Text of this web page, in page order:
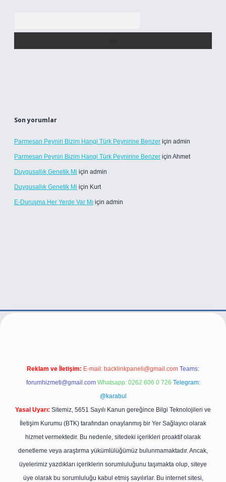
Son yorumlar
Parmesan Peyniri Bizim Hangi Türk Peynirine Benzer için admin
Parmesan Peyniri Bizim Hangi Türk Peynirine Benzer için Ahmet
Duygusallık Genetik Mi için admin
Duygusallık Genetik Mi için Kurt
E-Duruşma Her Yerde Var Mı için admin
Reklam ve İletişim: E-mail: backlinkpaneli@gmail.com Teams:
forumhizmeti@gmail.com Whatsapp: 0262 606 0 726 Telegram:
@karabul
Yasal Uyarı: Sitemiz, 5651 Sayılı Kanun gereğince Bilgi Teknolojileri ve
İletişim Kurumu (BTK) tarafından onaylanmış bir Yer Sağlayıcı olarak
hizmet vermektedir. Bu nedenle, sitedeki içerikleri proaktif olarak
denetleme veya araştırma yükümlülüğümüz bulunmamaktadır. Ancak,
üyelerimiz yazdıkları içeriklerin sorumluluğunu taşımakta olup, siteye
üye olarak bu sorumluluğu kabul etmiş sayılırlar. Bu internet sitesi,